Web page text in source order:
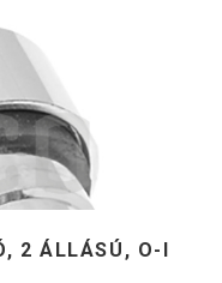
2 ÁLLÁSÚ, O-I